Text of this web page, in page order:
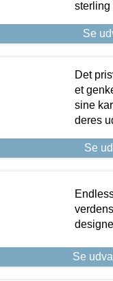
sterling
Se
Det
et
sine
deres
Se
Se